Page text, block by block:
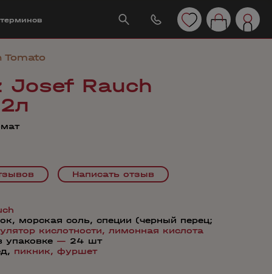
Tomato
Josef Rauch
Написать отзыв
морская соль, специи (черный перец;
кислотности, лимонная кислота
упаковке — 24 шт
пикник, фуршет